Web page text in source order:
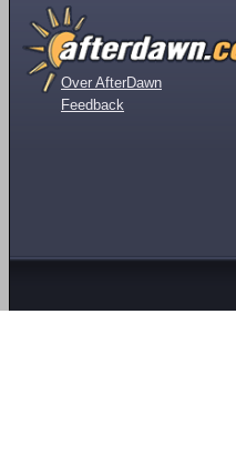
Over AfterDawn
Feedback